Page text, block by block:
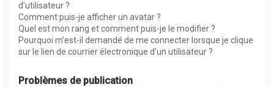
d’utilisateur ?
Comment puis-je afficher un avatar ?
Quel est mon rang et comment puis-je le modifier ?
Pourquoi m’est-il demandé de me connecter lorsque je clique
sur le lien de courrier électronique d’un utilisateur ?
Problèmes de publication